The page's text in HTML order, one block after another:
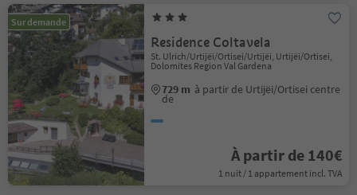
Sur demande
Residence Coltavela
St. Ulrich/Urtijëi/Ortisei/Urtijëi, Urtijëi/Ortisei,
Dolomites Region Val Gardena
729 m à partir de Urtijëi/Ortisei centre
de
À partir de 140€
1 nuit / 1 appartement incl. TVA